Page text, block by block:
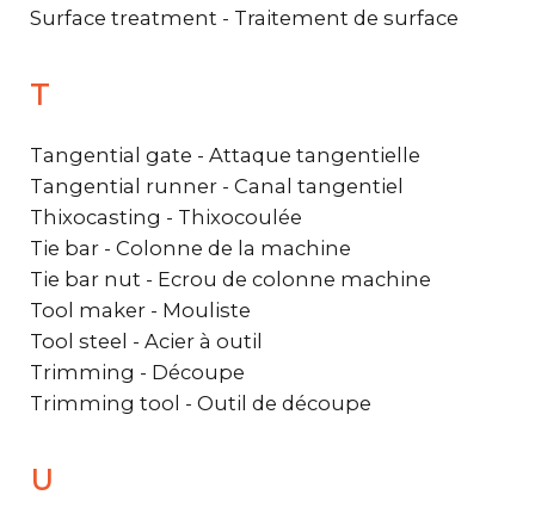
Surface treatment - Traitement de surface
T
Tangential gate - Attaque tangentielle
Tangential runner - Canal tangentiel
Thixocasting - Thixocoulée
Tie bar - Colonne de la machine
Tie bar nut - Ecrou de colonne machine
Tool maker - Mouliste
Tool steel - Acier à outil
Trimming - Découpe
Trimming tool - Outil de découpe
U